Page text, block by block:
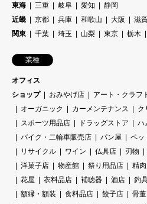
東海
三重 岐阜 愛知
静岡
近畿
京都 兵庫 和歌山 大阪
滋
関東
千葉 埼玉 山梨 東京 栃木
業種
オフィス
ショップ
おみやげ店 アート・クラフ
オーガニック
カーメンテナンス ク
スポーツ用品店
ドラッグストア
ハ
バイク・二輪車販売店
パン屋 ペッ
リサイクル
ワイン 仏具店 刃物
洋菓子店
物産館 祭り用品店 精
花屋
衣料品店 補聴器 酒店 釣
額縁・額装
食料品店 餃子店 骨